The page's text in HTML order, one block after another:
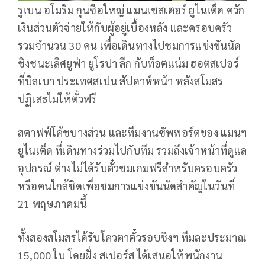
รูเบน อโมริม กุนซือใหญ่ แมนเชสเตอร์ ยูไนเต็ด ควัก
เงินส่วนตัวจ่ายให้กับผู้อยู่เบื้องหลัง และครอบครัว
รวมจำนวน 30 คน เพื่อเดินทางไปชมการแข่งขันนัด
ชิงชนะเลิศยูฟ่า ยูโรปา ลีก กับท็อตแน่ม ฮอตสเปอร์
ที่บิลเบา ประเทศสเปน สัปดาห์หน้า หลังสโมสร
ปฏิเสธไม่ให้ตั๋วฟรี
สตาฟฟ์โค้ชบางส่วน และทีมงานซัพพอร์ตของ แมนฯ
ยูไนเต็ด ที่เดินทางร่วมไปกับทีม รวมถึงเจ้าหน้าที่ดูแล
อุปกรณ์ ต่างไม่ได้รับตั๋วชมเกมฟรีสำหรับครอบครัว
หรือคนใกล้ชิดเพื่อชมการแข่งขันนัดสำคัญในวันที่
21 พฤษภาคมนี้
ทั้งสองสโมสรได้รับโควตาตั๋วรอบชิงฯ ทีมละประมาณ
15,000 ใบ โดยฝั่ง สเปอร์ส ได้เสนอให้พนักงาน